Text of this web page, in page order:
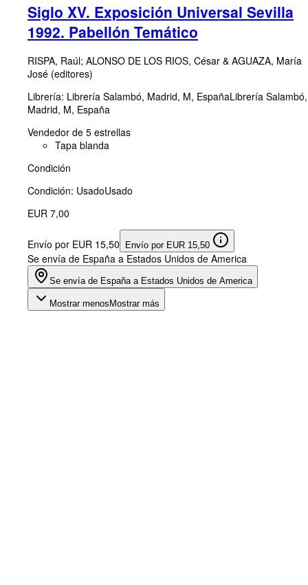
Siglo XV. Exposición Universal Sevilla
1992. Pabellón Temático
RISPA, Raúl; ALONSO DE LOS RIOS, César & AGUAZA, María
José (editores)
Librería: Librería Salambó, Madrid, M, EspañaLibrería Salambó,
Madrid, M, España
Vendedor de 5 estrellas
Tapa blanda
Condición
Condición: UsadoUsado
EUR 7,00
Envío por EUR 15,50 Envío por EUR 15,50
Se envía de España a Estados Unidos de America
Se envía de España a Estados Unidos de America
Mostrar menosMostrar más